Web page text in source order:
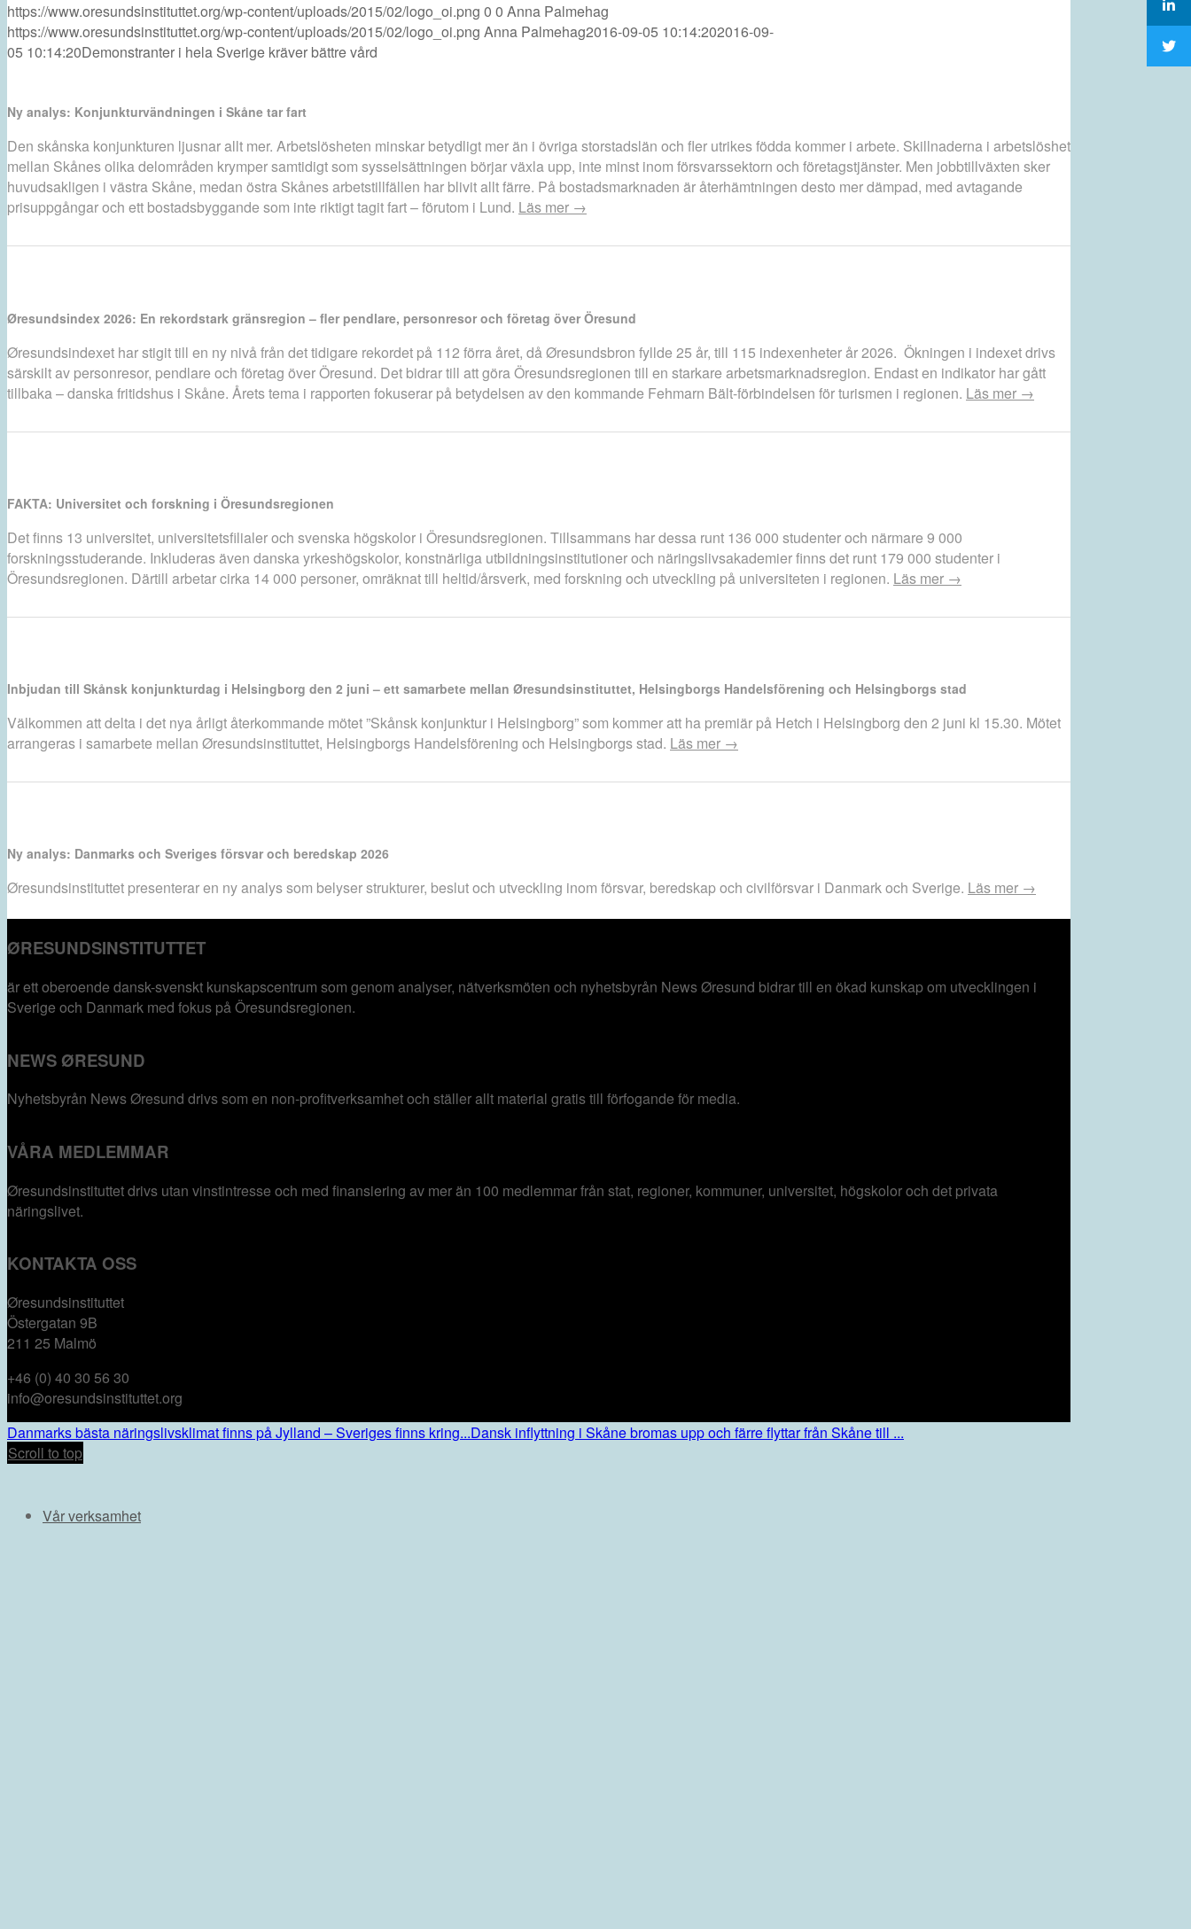
Vår verksamhet
https://www.oresundsinstituttet.org/wp-content/uploads/2015/02/logo_oi.png 0 0 Anna Palmehag
https://www.oresundsinstituttet.org/wp-content/uploads/2015/02/logo_oi.png Anna Palmehag2016-09-05 10:14:202016-09-
05 10:14:20Demonstranter i hela Sverige kräver bättre vård
Ny analys: Konjunkturvändningen i Skåne tar fart
Den skånska konjunkturen ljusnar allt mer. Arbetslösheten minskar betydligt mer än i övriga storstadslän och fler utrikes födda kommer i arbete. Skillnaderna i arbetslöshet
mellan Skånes olika delområden krymper samtidigt som sysselsättningen börjar växla upp, inte minst inom försvarssektorn och företagstjänster. Men jobbtillväxten sker
huvudsakligen i västra Skåne, medan östra Skånes arbetstillfällen har blivit allt färre. På bostadsmarknaden är återhämtningen desto mer dämpad, med avtagande
prisuppgångar och ett bostadsbyggande som inte riktigt tagit fart – förutom i Lund. Läs mer →
Øresundsindex 2026: En rekordstark gränsregion – fler pendlare, personresor och företag över Öresund
Øresundsindexet har stigit till en ny nivå från det tidigare rekordet på 112 förra året, då Øresundsbron fyllde 25 år, till 115 indexenheter år 2026. Ökningen i indexet drivs
särskilt av personresor, pendlare och företag över Öresund. Det bidrar till att göra Öresundsregionen till en starkare arbetsmarknadsregion. Endast en indikator har gått
tillbaka – danska fritidshus i Skåne. Årets tema i rapporten fokuserar på betydelsen av den kommande Fehmarn Bält-förbindelsen för turismen i regionen. Läs mer →
FAKTA: Universitet och forskning i Öresundsregionen
Det finns 13 universitet, universitetsfilialer och svenska högskolor i Öresundsregionen. Tillsammans har dessa runt 136 000 studenter och närmare 9 000
forskningsstuderande. Inkluderas även danska yrkeshögskolor, konstnärliga utbildningsinstitutioner och näringslivsakademier finns det runt 179 000 studenter i
Öresundsregionen. Därtill arbetar cirka 14 000 personer, omräknat till heltid/årsverk, med forskning och utveckling på universiteten i regionen. Läs mer →
Inbjudan till Skånsk konjunkturdag i Helsingborg den 2 juni – ett samarbete mellan Øresundsinstituttet, Helsingborgs Handelsförening och Helsingborgs stad
Välkommen att delta i det nya årligt återkommande mötet ”Skånsk konjunktur i Helsingborg” som kommer att ha premiär på Hetch i Helsingborg den 2 juni kl 15.30. Mötet
arrangeras i samarbete mellan Øresundsinstituttet, Helsingborgs Handelsförening och Helsingborgs stad. Läs mer →
Ny analys: Danmarks och Sveriges försvar och beredskap 2026
Øresundsinstituttet presenterar en ny analys som belyser strukturer, beslut och utveckling inom försvar, beredskap och civilförsvar i Danmark och Sverige. Läs mer →
ØRESUNDSINSTITUTTET
är ett oberoende dansk-svenskt kunskapscentrum som genom analyser, nätverksmöten och nyhetsbyrån News Øresund bidrar till en ökad kunskap om utvecklingen i
Sverige och Danmark med fokus på Öresundsregionen.
NEWS ØRESUND
Nyhetsbyrån News Øresund drivs som en non-profitverksamhet och ställer allt material gratis till förfogande för media.
VÅRA MEDLEMMAR
Øresundsinstituttet drivs utan vinst­intresse och med finansiering av mer än 100 medlemmar från stat, regioner, kommuner, universitet, högskolor och det privata
näringslivet.
KONTAKTA OSS
Øresundsinstituttet
Östergatan 9B
211 25 Malmö
+46 (0) 40 30 56 30
info@oresundsinstituttet.org
Danmarks bästa näringslivsklimat finns på Jylland – Sveriges finns kring...Dansk inflyttning i Skåne bromas upp och färre flyttar från Skåne till ...
Scroll to top